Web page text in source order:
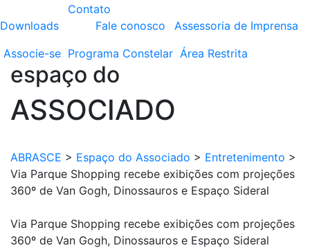
Downloads
Contato
Fale conosco
Assessoria de Imprensa
Associe-se Programa Constelar Área Restrita
espaço do
ASSOCIADO
ABRASCE > Espaço do Associado > Entretenimento >
Via Parque Shopping recebe exibições com projeções
360º de Van Gogh, Dinossauros e Espaço Sideral
Via Parque Shopping recebe exibições com projeções
360º de Van Gogh, Dinossauros e Espaço Sideral